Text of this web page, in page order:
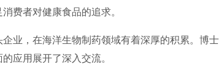
费者对健康食品的追求。
，在海洋生物制药领域有着深厚的积累。博
应用展开了深入交流。